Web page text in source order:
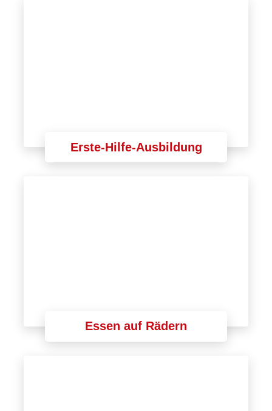
Erste-Hilfe-Ausbildung
Essen auf Rädern